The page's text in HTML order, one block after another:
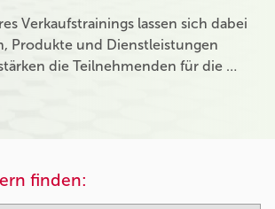
Verkaufstrainings lassen sich dabei
Produkte und Dienstleistungen
die Teilnehmenden für die …
finden: